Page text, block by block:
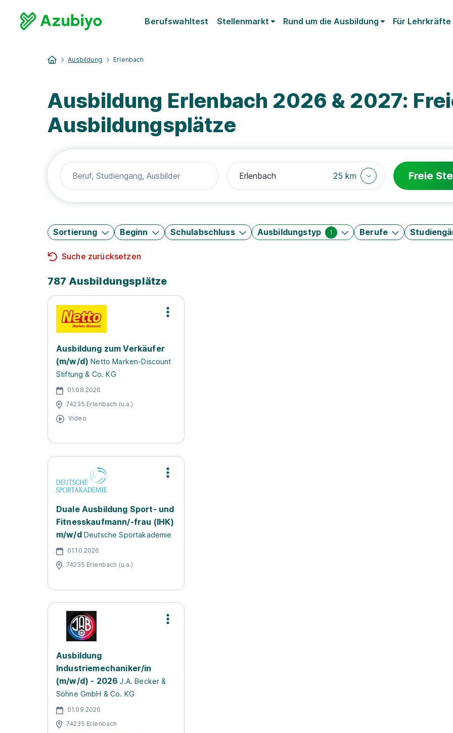
Berufswahltest Stellenmarkt Rund um die Ausbildung Für Lehrkräfte
Ausbildung Erlenbach
Ausbildung Erlenbach 2026 & 2027:
Ausbildungsplätze
25 km Freie
Sortierung Beginn Schulabschluss Ausbildungstyp 1 Berufe
Suche zurücksetzen
787 Ausbildungsplätze
Ausbildung zum Verkäufer
(m/w/d) Netto Marken-Discount
Stiftung & Co. KG
01.08.2026
74235 Erlenbach (u.a.)
Video
Duale Ausbildung Sport- und
Fitnesskaufmann/-frau (IHK)
m/w/d Deutsche Sportakademie
01.10.2026
74235 Erlenbach (u.a.)
Ausbildung
Industriemechaniker/in
(m/w/d) - 2026 J.A. Becker &
Söhne GmbH & Co. KG
01.09.2026
74235 Erlenbach